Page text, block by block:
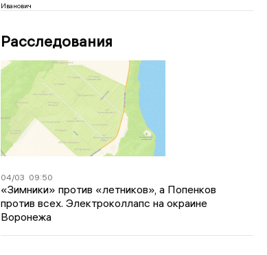
Иванович
Расследования
04/03 09:50
«Зимники» против «летников», а Попенков
против всех. Электроколлапс на окраине
Воронежа